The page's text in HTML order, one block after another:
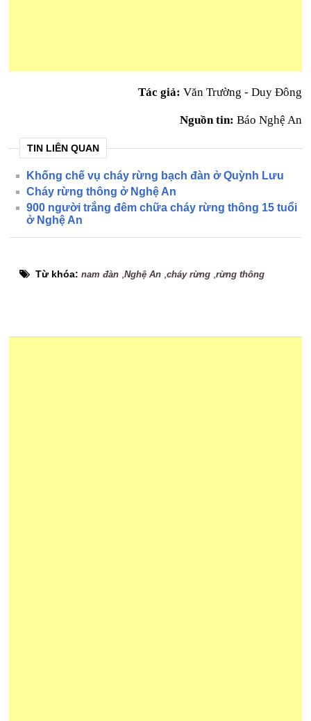
Tác giả: Văn Trường - Duy Đông
Nguồn tin: Báo Nghệ An
TIN LIÊN QUAN
Khống chế vụ cháy rừng bạch đàn ở Quỳnh Lưu
Cháy rừng thông ở Nghệ An
900 người trắng đêm chữa cháy rừng thông 15 tuổi
ở Nghệ An
Từ khóa:nam đàn ,Nghệ An ,cháy rừng ,rừng thông